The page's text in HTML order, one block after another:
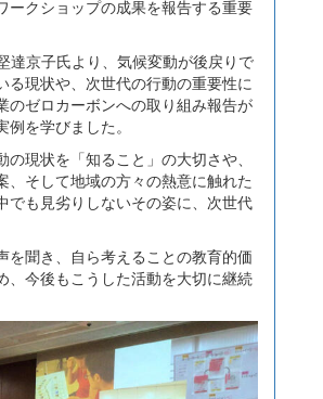
ークショップの成果を報告する重要
達京子氏より、気候変動が後戻りで
る現状や、次世代の行動の重要性に
のゼロカーボンへの取り組み報告が
を学びました。
現状を「知ること」の大切さや、
そして地域の方々の熱意に触れた
でも見劣りしないその姿に、次世代
聞き、自ら考えることの教育的価
、今後もこうした活動を大切に継続